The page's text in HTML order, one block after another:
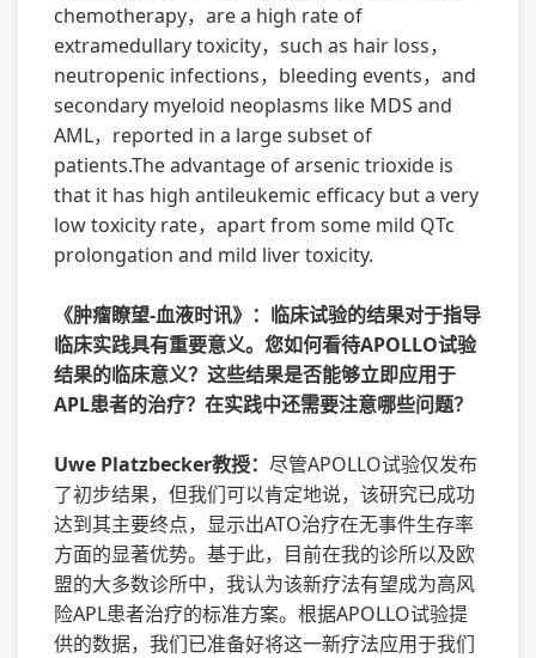
chemotherapy，are a high rate of
extramedullary toxicity，such as hair loss，
neutropenic infections，bleeding events，and
secondary myeloid neoplasms like MDS and
AML，reported in a large subset of
patients.The advantage of arsenic trioxide is
that it has high antileukemic efficacy but a very
low toxicity rate，apart from some mild QTc
prolongation and mild liver toxicity.
《肿瘤瞭望-血液时讯》：临床试验的结果对于指导
临床实践具有重要意义。您如何看待APOLLO试验
结果的临床意义？这些结果是否能够立即应用于
APL患者的治疗？在实践中还需要注意哪些问题？
Uwe Platzbecker教授： 尽管APOLLO试验仅发布
了初步结果，但我们可以肯定地说，该研究已成功
达到其主要终点，显示出ATO治疗在无事件生存率
方面的显著优势。基于此，目前在我的诊所以及欧
盟的大多数诊所中，我认为该新疗法有望成为高风
险APL患者治疗的标准方案。根据APOLLO试验提
供的数据，我们已准备好将这一新疗法应用于我们